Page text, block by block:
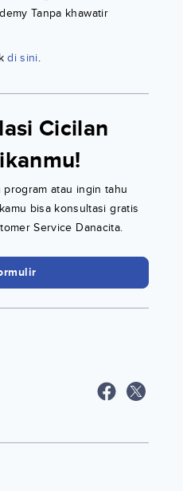
Tanpa khawatir
di sini.
Cicilan
atau ingin tahu
bisa konsultasi gratis
Service Danacita.